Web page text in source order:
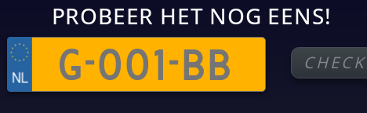
PROBEER HET NOG EENS!